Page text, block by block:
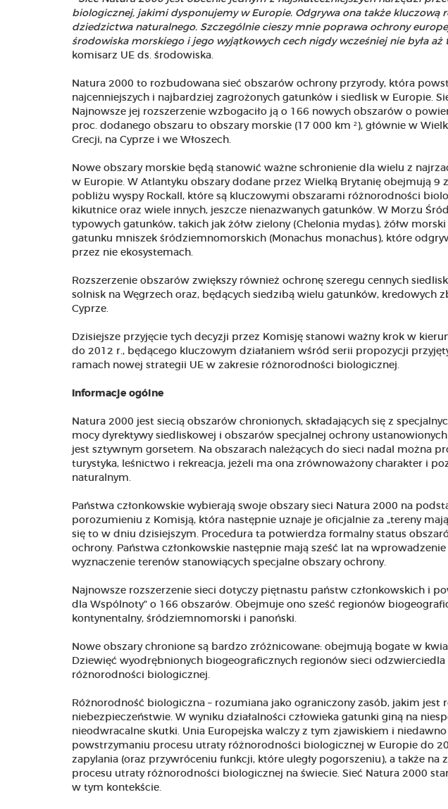
biologicznej, jakimi dysponujemy w Europie. Odgrywa ona także kluczową
dziedzictwa naturalnego. Szczególnie cieszy mnie poprawa ochrony
środowiska morskiego i jego wyjątkowych cech nigdy wcześniej nie była aż
komisarz UE ds. środowiska.
Natura 2000 to rozbudowana sieć obszarów ochrony przyrody, która
najcenniejszych i najbardziej zagrożonych gatunków i siedlisk w Europie.
Najnowsze jej rozszerzenie wzbogaciło ją o 166 nowych obszarów o
proc. dodanego obszaru to obszary morskie (17 000 km ²), głównie w
Grecji, na Cyprze i we Włoszech.
Nowe obszary morskie będą stanowić ważne schronienie dla wielu z
w Europie. W Atlantyku obszary dodane przez Wielką Brytanię obejmują
pobliżu wyspy Rockall, które są kluczowymi obszarami różnorodności
kikutnice oraz wiele innych, jeszcze nienazwanych gatunków. W Morzu
typowych gatunków, takich jak żółw zielony (Chelonia mydas), żółw
gatunku mniszek śródziemnomorskich (Monachus monachus), które
przez nie ekosystemach.
Rozszerzenie obszarów zwiększy również ochronę szeregu cennych
solnisk na Węgrzech oraz, będących siedzibą wielu gatunków, kredowych
Cyprze.
Dzisiejsze przyjęcie tych decyzji przez Komisję stanowi ważny krok w
do 2012 r., będącego kluczowym działaniem wśród serii propozycji
ramach nowej strategii UE w zakresie różnorodności biologicznej.
Informacje ogólne
Natura 2000 jest siecią obszarów chronionych, składających się z
mocy dyrektywy siedliskowej i obszarów specjalnej ochrony
jest sztywnym gorsetem. Na obszarach należących do sieci nadal można
turystyka, leśnictwo i rekreacja, jeżeli ma ona zrównoważony charakter i
naturalnym.
Państwa członkowskie wybierają swoje obszary sieci Natura 2000 na
porozumieniu z Komisją, która następnie uznaje je oficjalnie za „tereny
się to w dniu dzisiejszym. Procedura ta potwierdza formalny status
ochrony. Państwa członkowskie następnie mają sześć lat na
wyznaczenie terenów stanowiących specjalne obszary ochrony.
Najnowsze rozszerzenie sieci dotyczy piętnastu państw członkowskich i
dla Wspólnoty" o 166 obszarów. Obejmuje ono sześć regionów
kontynentalny, śródziemnomorski i panoński.
Nowe obszary chronione są bardzo zróżnicowane: obejmują bogate w
Dziewięć wyodrębnionych biogeograficznych regionów sieci
różnorodności biologicznej.
Różnorodność biologiczna – rozumiana jako ograniczony zasób, jakim
niebezpieczeństwie. W wyniku działalności człowieka gatunki giną na
nieodwracalne skutki. Unia Europejska walczy z tym zjawiskiem i
powstrzymaniu procesu utraty różnorodności biologicznej w Europie do
zapylania (oraz przywróceniu funkcji, które uległy pogorszeniu), a także na
procesu utraty różnorodności biologicznej na świecie. Sieć Natura 2000
w tym kontekście.